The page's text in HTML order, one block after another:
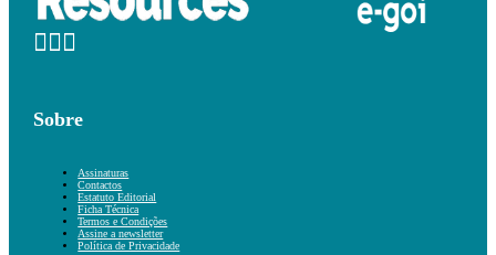
Sobre
Assinaturas
Contactos
Estatuto Editorial
Ficha Técnica
Termos e Condições
Assine a newsletter
Política de Privacidade